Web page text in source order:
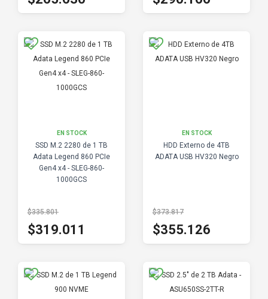
EN STOCK
SSD M.2 2280 de 1 TB
Adata Legend 860 PCIe
Gen4 x4 - SLEG-860-
1000GCS
$335.801
$319.011
EN STOCK
HDD Externo de 4TB
ADATA USB HV320 Negro
$373.817
$355.126